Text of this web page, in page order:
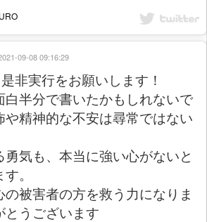
非実行をお願いします！
半分で書いたかもしれないで
精神的な不安は尋常ではない
気も、本当に強い心がないと
。
被害者の方を救う力になりま
うございます
09-08 09:16:29